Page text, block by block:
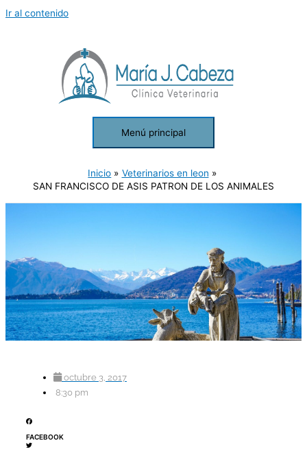
Ir al contenido
Menú principal
Inicio
Veterinarios en leon
SAN FRANCISCO DE ASIS PATRON DE LOS ANIMALES
octubre 3, 2017
8:30 pm
FACEBOOK